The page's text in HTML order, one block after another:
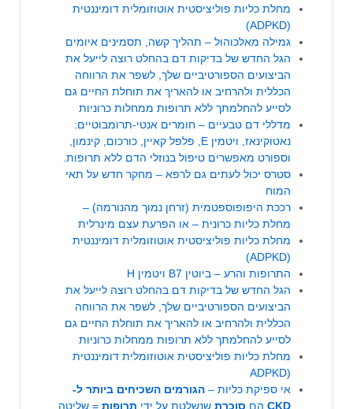
מחלת כליות פוליציסטית אוטוזומלית דומיננטית
(ADPKD)
גמילה מאלכוהול – תהליך קשה, תסמינים איומים
הגל החדש של בדיקות דם בהחלט רוצה לייעל את
הביצועים הספורטיביים שלך, לשפר את הרווחה
הכללית ולהרחיב או להאריך את תוחלת החיים גם
לסייע להחלמתך ללא תרופות ממחלות כרוניות
מדללי דם טבעיים – חומרים אנטי-תרומבוטיים:
נאטוקינאז, ויטמין E, פלפל קאיין, כורכום, קינמון,
וספורט מאפשרים טיפול בנוזלי הדם ללא תרופות.
סטרס יכול לעתים גם לרפא – מחקר חדש על תאי
המוח
רככת היפופוספטמית (זרחן נמוך מהנורמה) –
מחלת כליות כרונית – או הפרעת עצם מינרלית
מחלת כליות פוליציסטית אוטוזומלית דומיננטית
(ADPKD)
התרופות והרע – ביוטין B7 ויטמין H
הגל החדש של בדיקות דם בהחלט רוצה לייעל את
הביצועים הספורטיביים שלך, לשפר את הרווחה
הכללית ולהרחיב או להאריך את תוחלת החיים גם
לסייע להחלמתך ללא תרופות ממחלות כרוניות
מחלת כליות פוליציסטית אוטוזומלית דומיננטית
(ADPKD
אי ספיקת כליות –הגורמים השכיחים ביותר ל-
CKDהם סוכרת שנשלטת על ידי תרופות = שליטה